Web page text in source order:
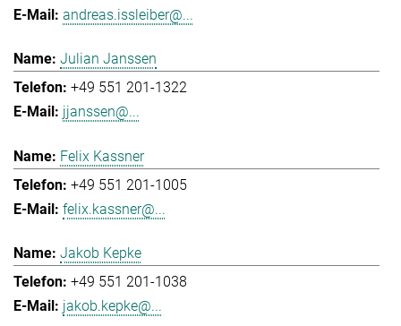
andreas.issleiber@...
Julian Janssen
+49 551 201-1322
jjanssen@...
Felix Kassner
+49 551 201-1005
felix.kassner@...
Jakob Kepke
+49 551 201-1038
jakob.kepke@...